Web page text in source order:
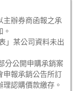
主辦券商函報之承
」某公司資料未出
分公開申購承銷案
申報承銷公告所訂
認購價款繳存。